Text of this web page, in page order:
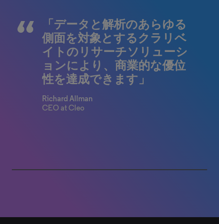
「データと解析のあらゆる
側面を対象とするクラリベ
イトのリサーチソリューシ
ョンにより、商業的な優位
性を達成できます」
Richard Allman
CEO at Cleo​
「Cortellis Drug Discovery
Intelligenceのデータベース
は、過去10年間の競合状況
の把握、最新のターゲット
開発のモニタリング、疾患
プロファイルの分析におい
て、非常に有用なツールと